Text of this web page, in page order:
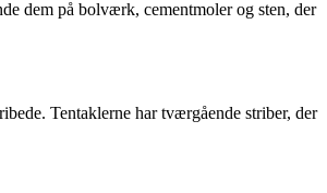
dem på bolværk, cementmoler og sten, der
Tentaklerne har tværgående striber, der